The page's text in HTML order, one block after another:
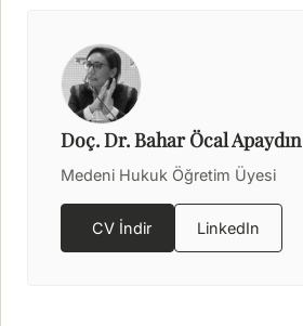
Doç. Dr. Bahar Öcal Apaydın
Medeni Hukuk Öğretim Üyesi
CV İndir LinkedIn